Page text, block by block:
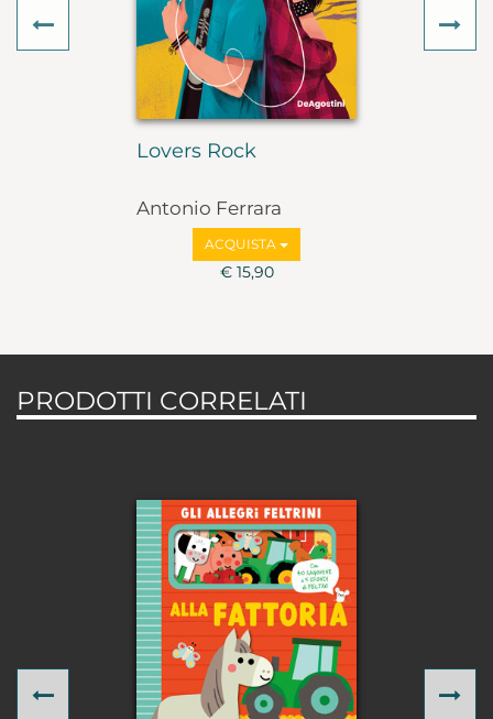
Lovers Rock
Antonio Ferrara
ACQUISTA
€ 15,90
Previous
PRODOTTI CORRELATI
Previous